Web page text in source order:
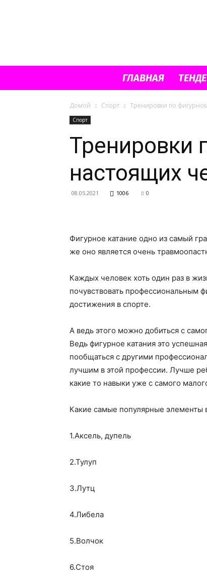
ГЛАВНАЯ
Домой Спорт Тренировки по
Спорт
Тренировки
настоящих
08.05.2021 1006 0
Фигурное катание одно из самый
же оно является очень
Каждых человек хоть один раз в
почувствовать профессиональным
достижения в спорте.
А ведь этого можно добиться с
Ведь фигурное катания это
пообщаться с другими
лучшим в этой профессии. Лучше
какие то навыки уже с самого
Какие самые популярные элементы
1.Аксель, дупель
2.Тулуп
3.Лутц
4.Либела
5.Волчок
6.Стоя